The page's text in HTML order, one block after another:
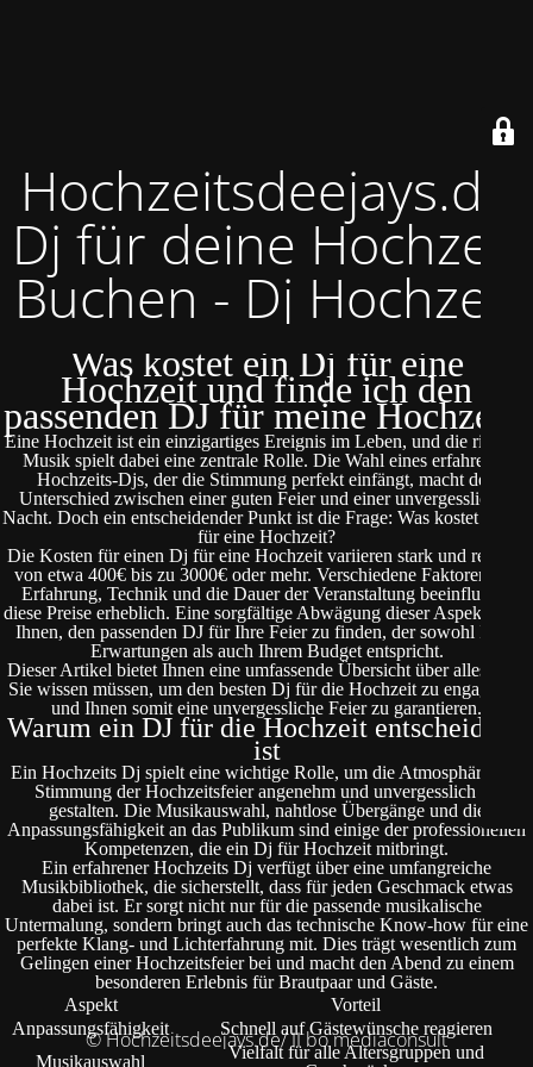
Hochzeitsdeejays.de
Dj für deine Hochzeit
Buchen - Dj Hochzeit
Was kostet ein Dj für eine
Hochzeit und finde ich den
passenden DJ für meine Hochzeit?
Eine Hochzeit ist ein einzigartiges Ereignis im Leben, und die richtige
Musik spielt dabei eine zentrale Rolle. Die Wahl eines erfahrenen
Hochzeits-Djs, der die Stimmung perfekt einfängt, macht den
Unterschied zwischen einer guten Feier und einer unvergesslichen
Nacht. Doch ein entscheidender Punkt ist die Frage: Was kostet ein DJ
für eine Hochzeit?
Die Kosten für einen Dj für eine Hochzeit variieren stark und reichen
von etwa 400€ bis zu 3000€ oder mehr. Verschiedene Faktoren wie
Erfahrung, Technik und die Dauer der Veranstaltung beeinflussen
diese Preise erheblich. Eine sorgfältige Abwägung dieser Aspekte hilft
Ihnen, den passenden DJ für Ihre Feier zu finden, der sowohl Ihren
Erwartungen als auch Ihrem Budget entspricht.
Dieser Artikel bietet Ihnen eine umfassende Übersicht über alles, was
Sie wissen müssen, um den besten Dj für die Hochzeit zu engagieren
und Ihnen somit eine unvergessliche Feier zu garantieren.
Warum ein DJ für die Hochzeit entscheidend
ist
Ein Hochzeits Dj spielt eine wichtige Rolle, um die Atmosphäre und
Stimmung der Hochzeitsfeier angenehm und unvergesslich zu
gestalten. Die Musikauswahl, nahtlose Übergänge und die
Anpassungsfähigkeit an das Publikum sind einige der professionellen
Kompetenzen, die ein Dj für Hochzeit mitbringt.
Ein erfahrener Hochzeits Dj verfügt über eine umfangreiche
Musikbibliothek, die sicherstellt, dass für jeden Geschmack etwas
dabei ist. Er sorgt nicht nur für die passende musikalische
Untermalung, sondern bringt auch das technische Know-how für eine
perfekte Klang- und Lichterfahrung mit. Dies trägt wesentlich zum
Gelingen einer Hochzeitsfeier bei und macht den Abend zu einem
besonderen Erlebnis für Brautpaar und Gäste.
Aspekt
Vorteil
Anpassungsfähigkeit
Schnell auf Gästewünsche reagieren
Musikauswahl
Vielfalt für alle Altersgruppen und
© Hochzeitsdeejays.de/ II bo mediaconsult